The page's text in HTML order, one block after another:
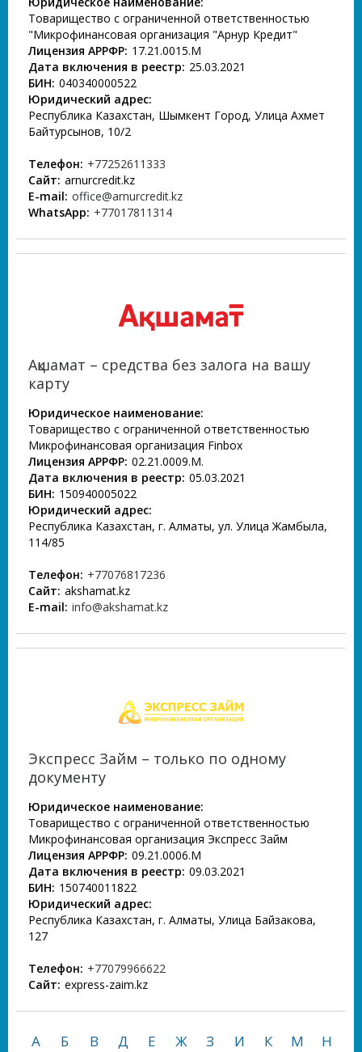
Товарищество с ограниченной ответственностью
"Микрофинансовая организация "Арнур Кредит"
Лицензия АРРФР: 17.21.0015.М
Дата включения в реестр: 25.03.2021
БИН: 040340000522
Юридический адрес:
Республика Казахстан, Шымкент Город, Улица Ахмет
Байтурсынов, 10/2
Телефон: +77252611333
Сайт: arnurcredit.kz
E-mail: office@arnurcredit.kz
WhatsApp: +77017811314
Ақшамат – средства без залога на вашу
карту
Юридическое наименование:
Товарищество с ограниченной ответственностью
Микрофинансовая организация Finbox
Лицензия АРРФР: 02.21.0009.М.
Дата включения в реестр: 05.03.2021
БИН: 150940005022
Юридический адрес:
Республика Казахстан, г. Алматы, ул. Улица Жамбыла,
114/85
Телефон: +77076817236
Сайт: akshamat.kz
E-mail: info@akshamat.kz
Экспресс Займ – только по одному
документу
Юридическое наименование:
Товарищество с ограниченной ответственностью
Микрофинансовая организация Экспресс Займ
Лицензия АРРФР: 09.21.0006.М
Дата включения в реестр: 09.03.2021
БИН: 150740011822
Юридический адрес:
Республика Казахстан, г. Алматы, Улица Байзакова,
127
Телефон: +77079966622
Сайт: express-zaim.kz
А Б В Д Е Ж З И К М
Н